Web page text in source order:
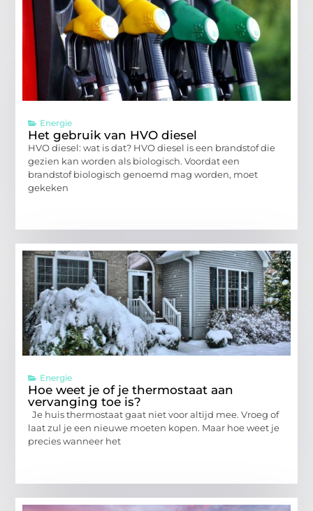
Energie
Het gebruik van HVO diesel
HVO diesel: wat is dat? HVO diesel is een brandstof die
gezien kan worden als biologisch. Voordat een
brandstof biologisch genoemd mag worden, moet
gekeken
Energie
Hoe weet je of je thermostaat aan
vervanging toe is?
Je huis thermostaat gaat niet voor altijd mee. Vroeg of
laat zul je een nieuwe moeten kopen. Maar hoe weet je
precies wanneer het